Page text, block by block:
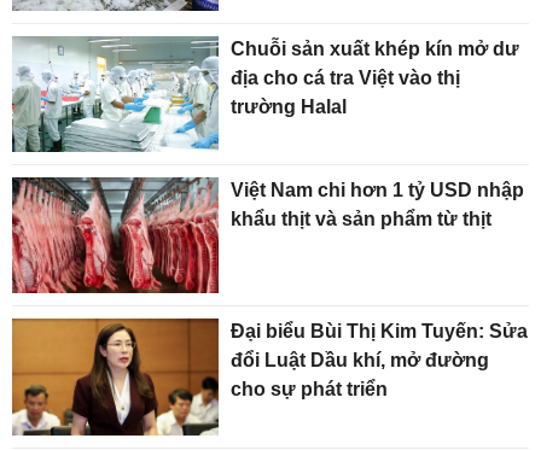
Chuỗi sản xuất khép kín mở dư
địa cho cá tra Việt vào thị
trường Halal
Việt Nam chi hơn 1 tỷ USD nhập
khẩu thịt và sản phẩm từ thịt
Đại biểu Bùi Thị Kim Tuyến: Sửa
đổi Luật Dầu khí, mở đường
cho sự phát triển